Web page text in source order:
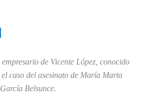
de Vicente López, conocido
caso del asesinato de María Marta
García Belsunce.